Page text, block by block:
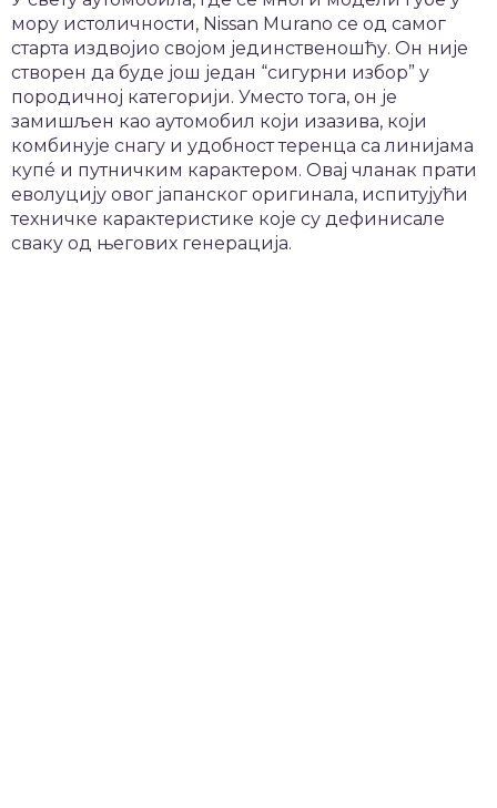
мору истоличности, Nissan Murano се од самог
старта издвојио својом јединственошћу. Он није
створен да буде још један “сигурни избор” у
породичној категорији. Уместо тога, он је
замишљен као аутомобил који изазива, који
комбинује снагу и удобност теренца са линијама
купé и путничким карактером. Овај чланак прати
еволуцију овог јапанског оригинала, испитујући
техничке карактеристике које су дефинисале
сваку од његових генерација.